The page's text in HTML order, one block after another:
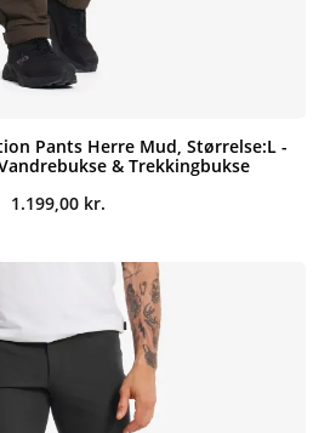
Pants Herre Mud, Størrelse:L -
& Trekkingbukse
1.199,00 kr.